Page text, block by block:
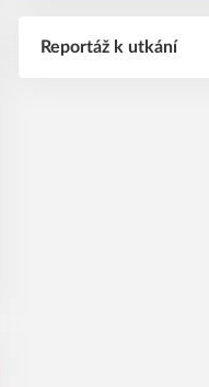
Reportáž k utkání